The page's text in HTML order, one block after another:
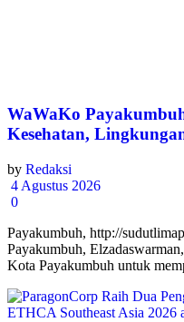
WaWaKo
Kesehatan,
by Redaksi
4 Agustus 2026
0
Payakumbuh, http://
Payakumbuh,
Kota Payakumbuh untuk